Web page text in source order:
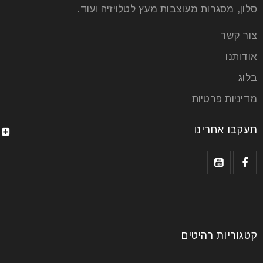
02
כשאנחנו מביטים ברהיטי העץ שלנו, הלכלוך היחיד שאנחנו
מצליחים לראות על גביהם מורכב בדרך כלל מאותה שכבת
סלון, מסגרות מעוצבות מעץ לטלויזיה ועוד.
צור קשר
אודותנו
בלוג
מדיניות פרטיות
תעקבו אחרינו
קטגוריות רהיטים